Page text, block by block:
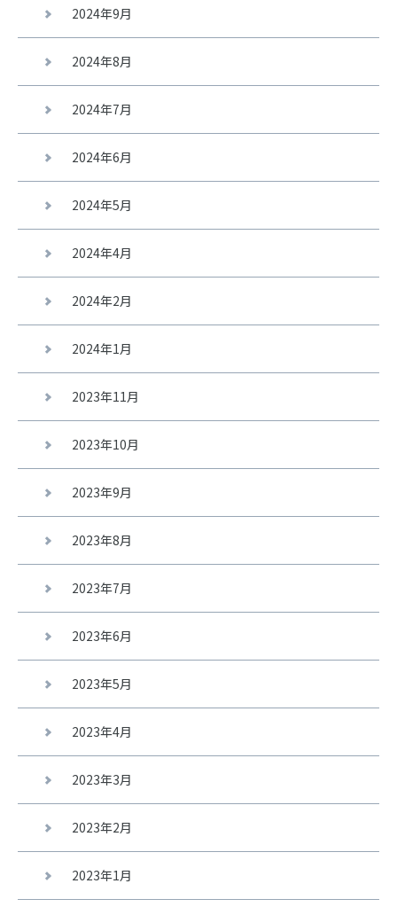
2024年9月
2024年8月
2024年7月
2024年6月
2024年5月
2024年4月
2024年2月
2024年1月
2023年11月
2023年10月
2023年9月
2023年8月
2023年7月
2023年6月
2023年5月
2023年4月
2023年3月
2023年2月
2023年1月